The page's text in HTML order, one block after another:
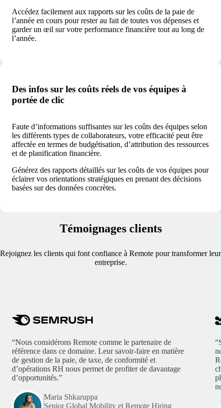
Accédez facilement aux rapports sur les coûts de la paie de
l’année en cours pour rester au fait de toutes vos dépenses et
garder un œil sur votre performance financière tout au long de
l’année.
Des infos sur les coûts réels de vos équipes à
portée de clic
Faute d’informations suffisantes sur les coûts des équipes selon
les différents types de collaborateurs, votre efficacité peut être
affectée en termes de budgétisation, d’attribution des ressources
et de planification financière.
Générez des rapports détaillés sur les coûts de vos équipes pour
éclairer vos orientations stratégiques en prenant des décisions
basées sur des données concrètes.
Témoignages clients
Rejoignez les clients qui font confiance à Remote pour transformer leur
entreprise.
“Nous considérons Remote comme le partenaire de
référence dans ce domaine. Leur savoir-faire en matière
de gestion de la paie, de taxe, de conformité et
d’opérations RH nous permet de profiter de davantage
d’opportunités.”
Maria Shkaruppa
Senior Global Mobility et Remote Hiring